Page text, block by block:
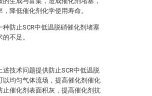
降低催化剂化学使用寿命。
防止SCR中低温脱硝催化剂堵塞
不足。
技术问题提供防止SCR中低温脱
以均匀气体流场，提高催化剂催化
止催化剂表面积灰，提高催化剂抗